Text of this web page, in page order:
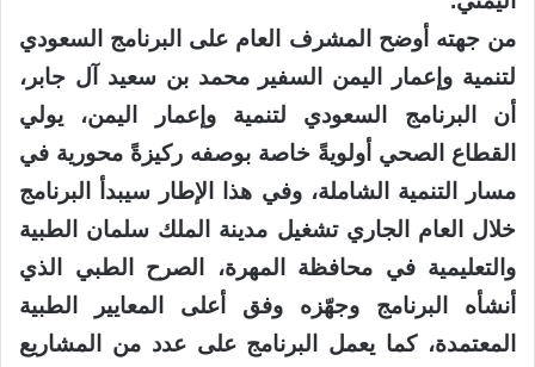
من جهته أوضح المشرف العام على البرنامج السعودي
لتنمية وإعمار اليمن السفير محمد بن سعيد آل جابر،
أن البرنامج السعودي لتنمية وإعمار اليمن، يولي
القطاع الصحي أولويةً خاصة بوصفه ركيزةً محورية في
مسار التنمية الشاملة، وفي هذا الإطار سيبدأ البرنامج
خلال العام الجاري تشغيل مدينة الملك سلمان الطبية
والتعليمية في محافظة المهرة، الصرح الطبي الذي
أنشأه البرنامج وجهّزه وفق أعلى المعايير الطبية
المعتمدة، كما يعمل البرنامج على عدد من المشاريع